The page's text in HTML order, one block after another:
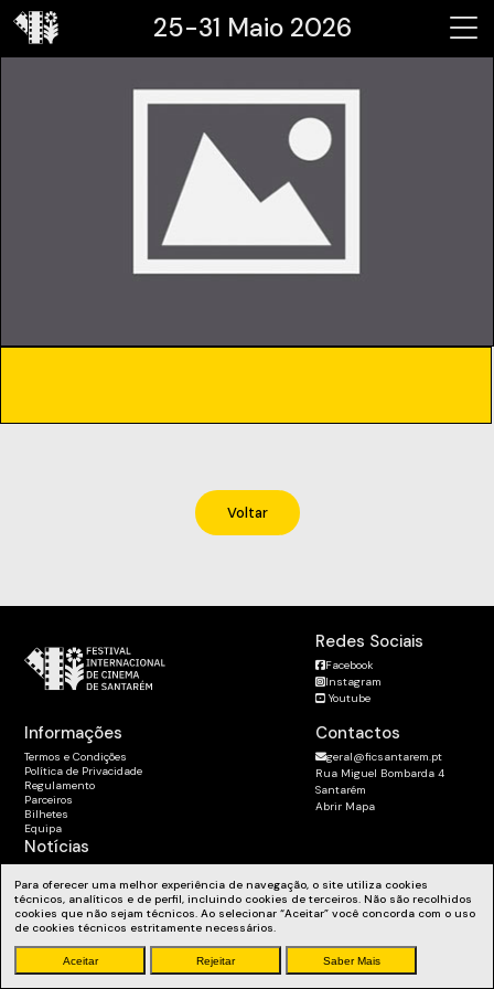
25-31 Maio 2026
Voltar
Para oferecer uma melhor experiência de navegação, o site utiliza cookies
técnicos, analíticos e de perfil, incluindo cookies de terceiros. Não são recolhidos
cookies que não sejam técnicos. Ao selecionar “Aceitar” você concorda com o uso
de cookies técnicos estritamente necessários.
Aceitar Rejeitar Saber Mais
Contactos
geral@ficsantarem.pt
Rua Miguel Bombarda 4
Santarém
Abrir Mapa
Informações
Termos e Condições
Política de Privacidade
Regulamento
Parceiros
Bilhetes
Equipa
Redes Sociais
Facebook
Instagram
Youtube
Notícias
Fique a par das nossas novidades, workshops e muito mais.